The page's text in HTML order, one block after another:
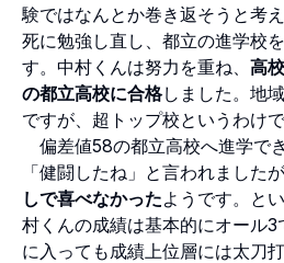
験ではなんとか巻き返そうと考
死に勉強し直し、都立の進学校
す。中村くんは努力を重ね、 高
の都立高校に合格しました。地
ですが、超トップ校というわけ
偏差値58の都立高校へ進学で
「健闘したね」と言われましたが
しで喜べなかったようです。と
村くんの成績は基本的にオール
に入っても成績上位層には太刀